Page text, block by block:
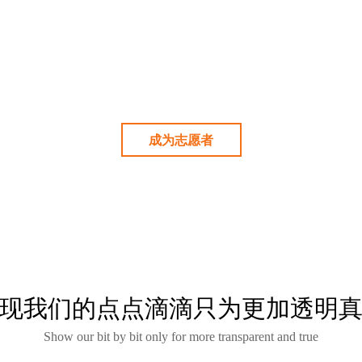
成为志愿者
我们的点点滴滴只为更加透明
Show our bit by bit only for more transparent and true